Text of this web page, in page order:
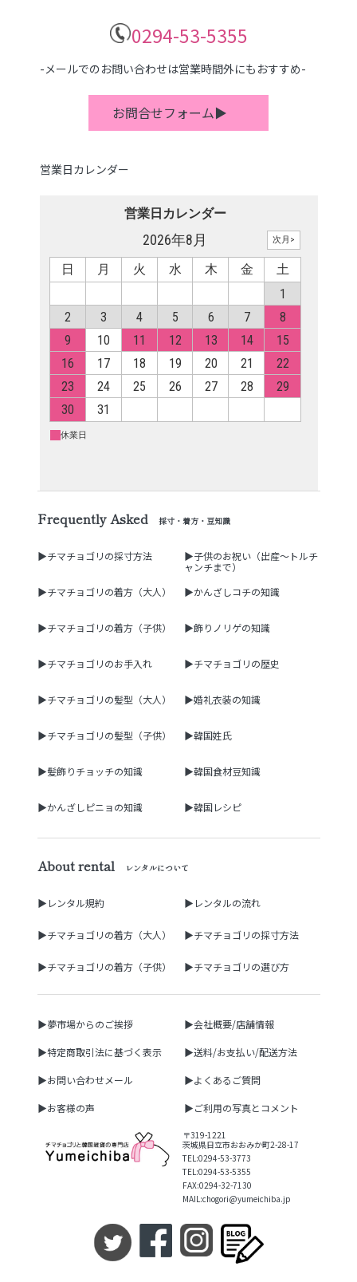
0294-53-5355
-メールでのお問い合わせは営業時間外にもおすすめ-
お問合せフォーム▶
営業日カレンダー
Frequently Asked 採寸・着方・豆知識
▶チマチョゴリの採寸方法
▶子供のお祝い（出産～トルチ
ャンチまで）
▶チマチョゴリの着方（大人）
▶かんざしコチの知識
▶チマチョゴリの着方（子供） ▶飾りノリゲの知識
▶チマチョゴリのお手入れ ▶チマチョゴリの歴史
▶チマチョゴリの髪型（大人） ▶婚礼衣装の知識
▶チマチョゴリの髪型（子供） ▶韓国姓氏
▶髪飾りチョッチの知識 ▶韓国食材豆知識
▶かんざしピニョの知識 ▶韓国レシピ
About rental レンタルについて
▶レンタル規約 ▶レンタルの流れ
▶チマチョゴリの着方（大人） ▶チマチョゴリの採寸方法
▶チマチョゴリの着方（子供） ▶チマチョゴリの選び方
▶夢市場からのご挨拶 ▶会社概要/店舗情報
▶特定商取引法に基づく表示 ▶送料/お支払い/配送方法
▶お問い合わせメール ▶よくあるご質問
▶お客様の声 ▶ご利用の写真とコメント
〒319-1221
茨城県日立市おおみか町2-28-17
TEL:0294-53-3773
TEL:0294-53-5355
FAX:0294-32-7130
MAIL:chogori@yumeichiba.jp